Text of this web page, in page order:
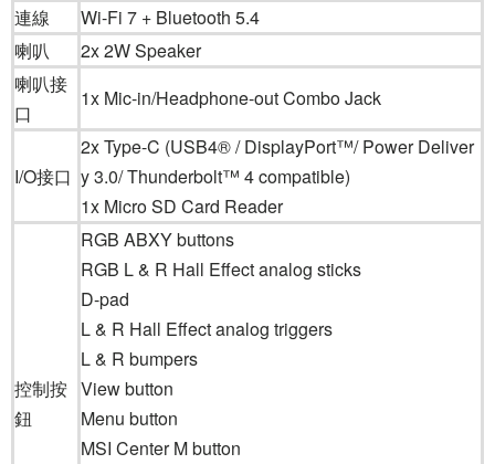
連線
Wi-Fi 7 + Bluetooth 5.4
喇叭
2x 2W Speaker
喇叭接
口
1x Mic-in/Headphone-out Combo Jack
I/O接口
2x Type-C (USB4® / DisplayPort™/ Power Deliver
y 3.0/ Thunderbolt™ 4 compatible)
1x Micro SD Card Reader
控制按
鈕
RGB ABXY buttons
RGB L & R Hall Effect analog sticks
D-pad
L & R Hall Effect analog triggers
L & R bumpers
View button
Menu button
MSI Center M button